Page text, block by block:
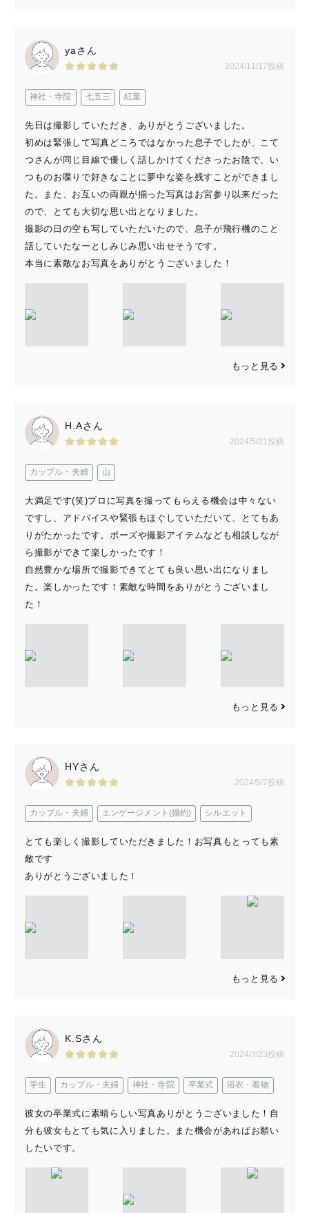
yaさん
2024/11/17投稿
神社・寺院 七五三 紅葉
先日は撮影していただき、ありがとうございました。
初めは緊張して写真どころではなかった息子でしたが、こて
つさんが同じ目線で優しく話しかけてくださったお陰で、い
つものお喋りで好きなことに夢中な姿を残すことができまし
た。また、お互いの両親が揃った写真はお宮参り以来だった
ので、とても大切な思い出となりました。
撮影の日の空も写していただいたので、息子が飛行機のこと
話していたなーとしみじみ思い出せそうです。
本当に素敵なお写真をありがとうございました！
もっと見る
H.Aさん
2024/5/21投稿
カップル・夫婦 山
大満足です(笑)プロに写真を撮ってもらえる機会は中々ない
ですし、アドバイスや緊張もほぐしていただいて、とてもあ
りがたかったです。ポーズや撮影アイテムなども相談しなが
ら撮影ができて楽しかったです！
自然豊かな場所で撮影できてとても良い思い出になりまし
た。楽しかったです！素敵な時間をありがとうございまし
た！
もっと見る
HYさん
2024/5/7投稿
カップル・夫婦 エンゲージメント(婚約) シルエット
とても楽しく撮影していただきました！お写真もとっても素
敵です
ありがとうございました！
もっと見る
K.Sさん
2024/3/23投稿
学生 カップル・夫婦 神社・寺院 卒業式 浴衣・着物
彼女の卒業式に素晴らしい写真ありがとうございました！自
分も彼女もとても気に入りました。また機会があればお願い
したいです。